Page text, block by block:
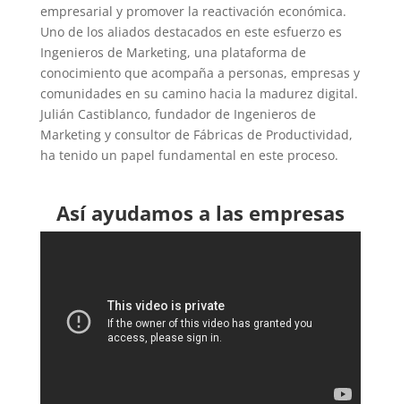
empresarial y promover la reactivación económica.
Uno de los aliados destacados en este esfuerzo es
Ingenieros de Marketing, una plataforma de
conocimiento que acompaña a personas, empresas y
comunidades en su camino hacia la madurez digital.
Julián Castiblanco, fundador de Ingenieros de
Marketing y consultor de Fábricas de Productividad,
ha tenido un papel fundamental en este proceso.
Así ayudamos a las empresas